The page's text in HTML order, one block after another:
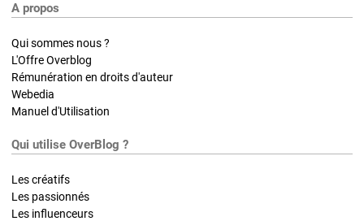
A propos
Qui sommes nous ?
L'Offre Overblog
Rémunération en droits d'auteur
Webedia
Manuel d'Utilisation
Qui utilise OverBlog ?
Les créatifs
Les passionnés
Les influenceurs